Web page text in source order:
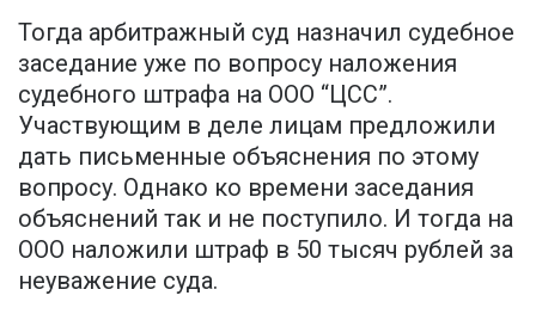
Тогда арбитражный суд назначил судебное
заседание уже по вопросу наложения
судебного штрафа на ООО “ЦСС”.
Участвующим в деле лицам предложили
дать письменные объяснения по этому
вопросу. Однако ко времени заседания
объяснений так и не поступило. И тогда на
ООО наложили штраф в 50 тысяч рублей за
неуважение суда.